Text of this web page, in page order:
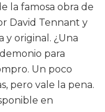
la famosa obra de
David Tennant y
y original. ¿Una
para
Un poco
pero vale la pena.
en